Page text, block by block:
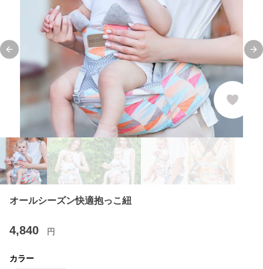
Previous slide
オールシーズン快適抱っこ紐
4,840 円
カラー